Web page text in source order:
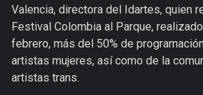
Valencia, directora del Idartes, quien
Festival Colombia al Parque,
febrero, más del 50% de
artistas mujeres, así como de la
artistas trans.